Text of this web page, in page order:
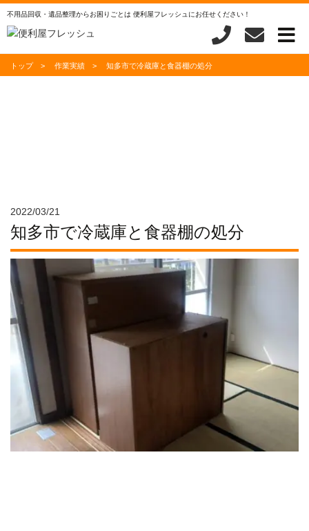
不用品回収・遺品整理からお困りごとは 便利屋フレッシュにお任せください！
トップ 作業実績 知多市で冷蔵庫と食器棚の処分
2022/03/21
知多市で冷蔵庫と食器棚の処分